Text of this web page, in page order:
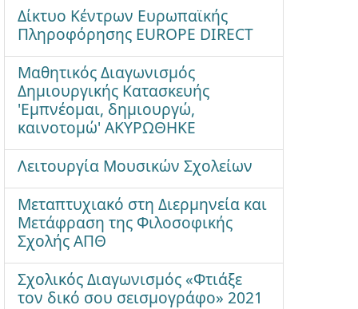
Δίκτυο Κέντρων Ευρωπαϊκής
Πληροφόρησης EUROPE DIRECT
Μαθητικός Διαγωνισμός
Δημιουργικής Κατασκευής
'Εμπνέομαι, δημιουργώ,
καινοτομώ' ΑΚΥΡΩΘΗΚΕ
Λειτουργία Μουσικών Σχολείων
Μεταπτυχιακό στη Διερμηνεία και
Μετάφραση της Φιλοσοφικής
Σχολής ΑΠΘ
Σχολικός Διαγωνισμός «Φτιάξε
τον δικό σου σεισμογράφο» 2021